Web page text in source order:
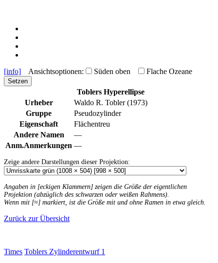
[info] Ansichtsoptionen: Süden oben Flache Ozeane
Setzen
Toblers Hyperellipse
Urheber
Waldo R. Tobler (1973)
Gruppe
Pseudozylinder
Eigenschaft
Flächentreu
Andere Namen
—
Anm.Anmerkungen —
Zeige andere Darstellungen dieser Projektion:
Angaben in [eckigen Klammern] zeigen die Größe der eigentlichen
Projektion (abzüglich des schwarzen oder weißen Rahmens).
Wenn mit [≈] markiert, ist die Größe mit und ohne Ramen in etwa gleich.
Zurück zur Übersicht
Times Toblers Zylinderentwurf 1